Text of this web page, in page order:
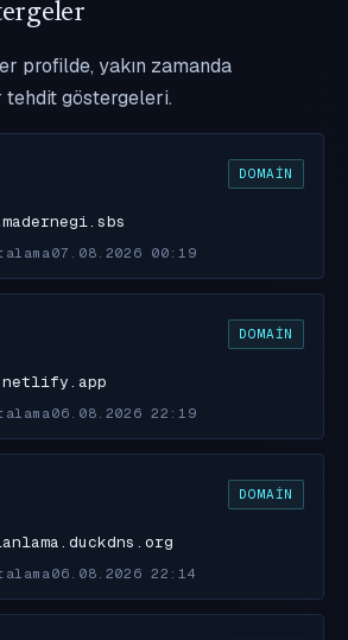
profilde, yakın zamanda
tehdit göstergeleri.
DOMAIN
07.08.2026 00:19
DOMAIN
06.08.2026 22:19
DOMAIN
06.08.2026 22:14